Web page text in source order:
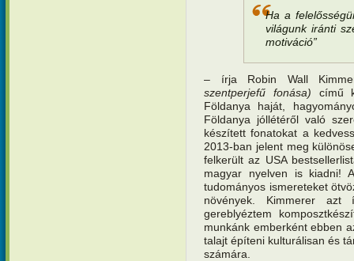
Ha a
világunk iránti
motiváció”
– írja Robin Wall
szentperjefű fonása) című
Földanya haját,
Földanya jóllétéről való
készített fonatokat a
2013-ban jelent meg
felkerült az USA
magyar nyelven is kiadni!
tudományos ismereteket
növények. Kimmerer
gereblyéztem
munkánk emberként ebben
talajt építeni kulturálisan és
számára.